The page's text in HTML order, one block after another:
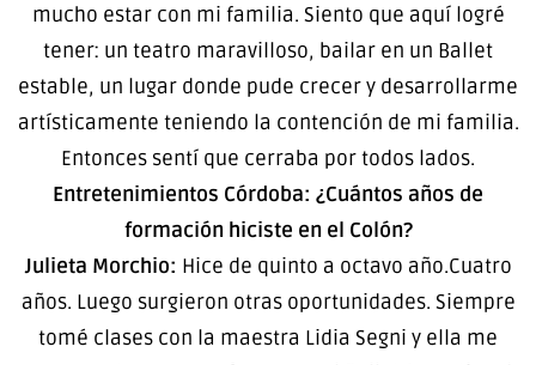
mucho estar con mi familia. Siento que aquí logré
tener: un teatro maravilloso, bailar en un Ballet
estable, un lugar donde pude crecer y desarrollarme
artísticamente teniendo la contención de mi familia.
Entonces sentí que cerraba por todos lados.
Entretenimientos Córdoba: ¿Cuántos años de
formación hiciste en el Colón?
Julieta Morchio: Hice de quinto a octavo año.Cuatro
años. Luego surgieron otras oportunidades. Siempre
tomé clases con la maestra Lidia Segni y ella me